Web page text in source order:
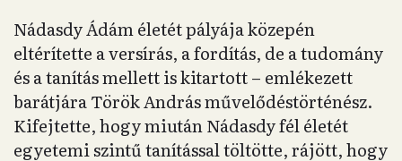
Nádasdy Ádám életét pályája közepén
eltérítette a versírás, a fordítás, de a tudomány
és a tanítás mellett is kitartott – emlékezett
barátjára Török András művelődéstörténész.
Kifejtette, hogy miután Nádasdy fél életét
egyetemi szintű tanítással töltötte, rájött, hogy